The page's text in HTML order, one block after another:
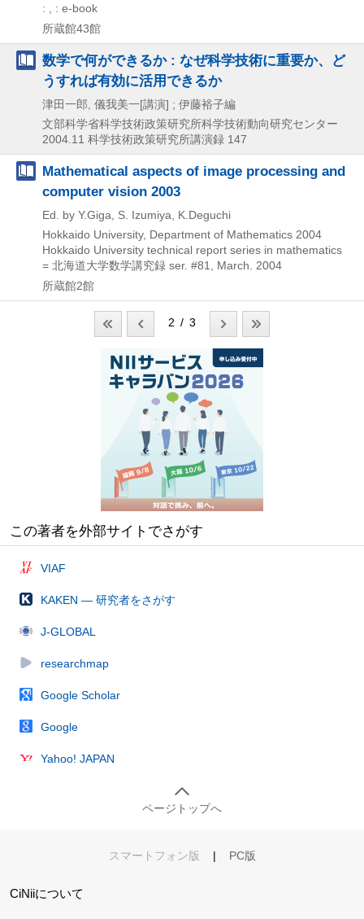
: , : e-book
所蔵館43館
数学で何ができるか : なぜ科学技術に重要か、ど
うすれば有効に活用できるか
津田一郎, 儀我美一[講演] ; 伊藤裕子編
文部科学省科学技術政策研究所科学技術動向研究センター
2004.11 科学技術政策研究所講演録 147
Mathematical aspects of image processing and
computer vision 2003
Ed. by Y.Giga, S. Izumiya, K.Deguchi
Hokkaido University, Department of Mathematics 2004
Hokkaido University technical report series in mathematics
= 北海道大学数学講究録 ser. #81,
March. 2004
所蔵館2館
2 / 3
この著者を外部サイトでさがす
VIAF
KAKEN — 研究者をさがす
J-GLOBAL
researchmap
Google Scholar
Google
Yahoo! JAPAN
ページトップへ
スマートフォン版 | PC版
CiNiiについて